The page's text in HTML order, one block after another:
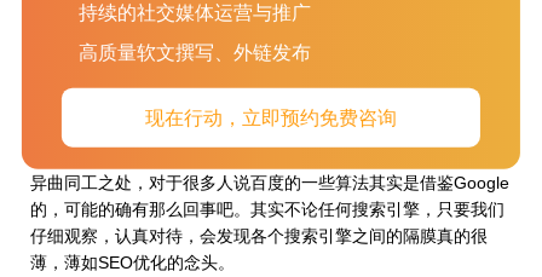
10、国家专属域名
使用国际/地区专属顶级域名(.cn、.ca等)可以提升在这些国家和
地区的排名，但限制了网站在全球获得排名的能力。
异曲同工之处，对于很多人说百度的一些算法其实是借鉴Google
的，可能的确有那么回事吧。其实不论任何搜索引擎，只要我们
仔细观察，认真对待，会发现各个搜索引擎之间的隔膜真的很
薄，薄如SEO优化的念头。
持续的社交媒体运营与推广
高质量软文撰写、外链发布
现在行动，立即预约免费咨询